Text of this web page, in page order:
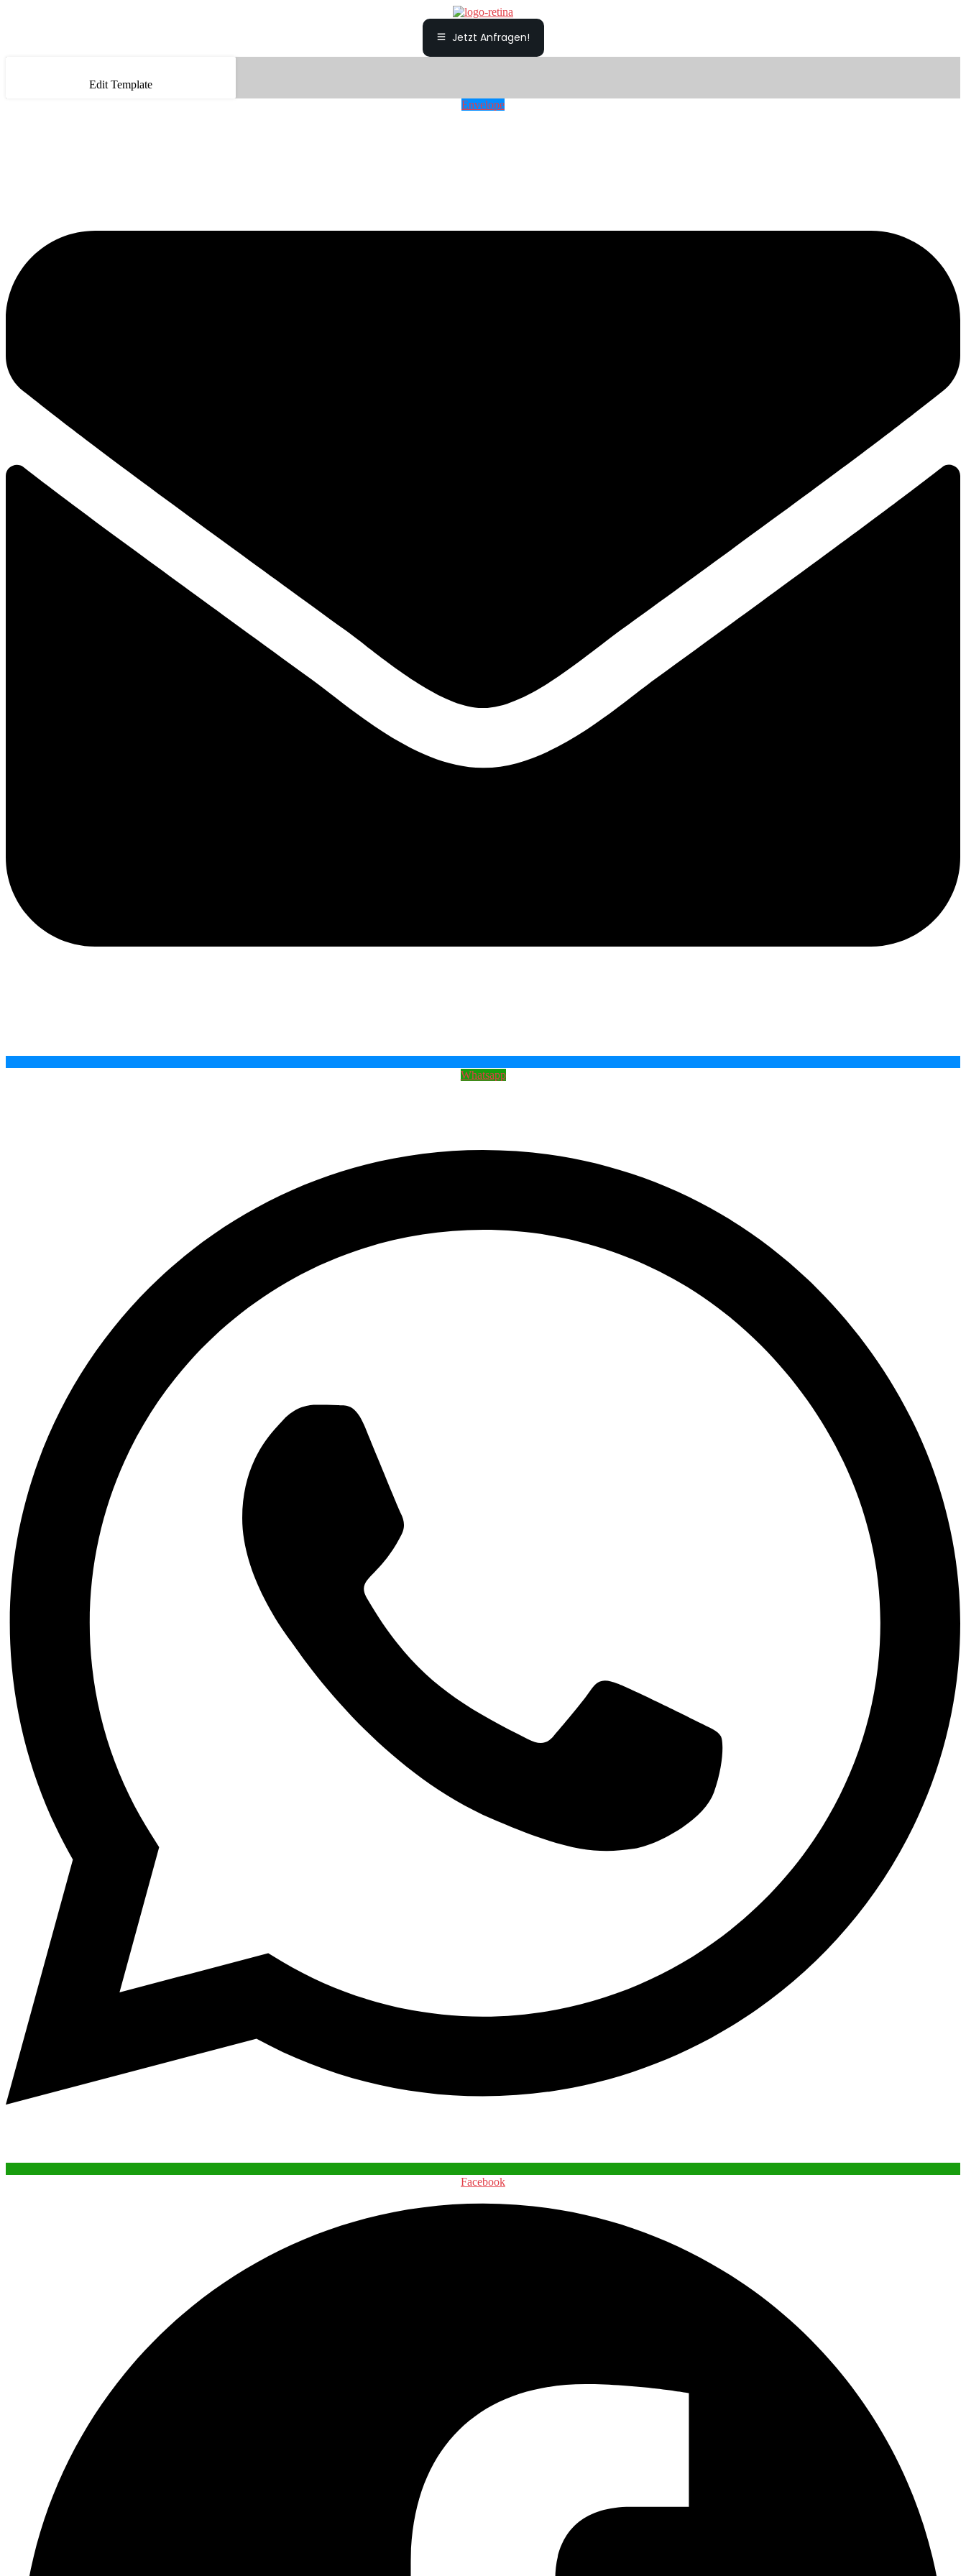
Jetzt Anfragen!
Edit Template
Envelope
Whatsapp
Facebook